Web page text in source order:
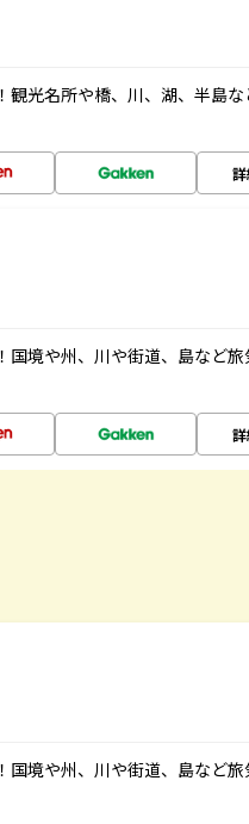
観光名所や橋、川、湖、半島
境や州、川や街道、島など
境や州、川や街道、島など